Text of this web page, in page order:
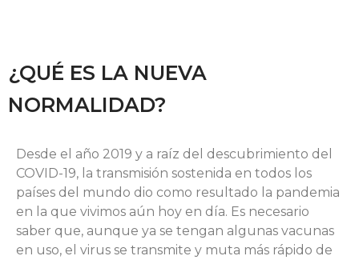
¿QUÉ ES LA NUEVA
NORMALIDAD?
Desde el año 2019 y a raíz del descubrimiento del
COVID-19, la transmisión sostenida en todos los
países del mundo dio como resultado la pandemia
en la que vivimos aún hoy en día. Es necesario
saber que, aunque ya se tengan algunas vacunas
en uso, el virus se transmite y muta más rápido de